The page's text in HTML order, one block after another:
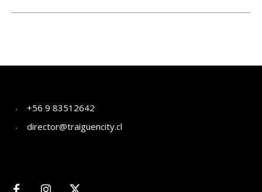
+56 9 83512642
director@traiguencity.cl